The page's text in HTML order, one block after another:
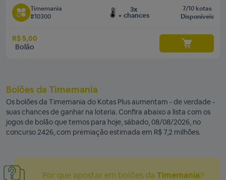
Timemania
#10300
3x
+ chances
7/10 kotas
Disponíveis
R$ 5,00
Bolão
Bolões da Timemania
Os bolões da Timemania do Kotas Plus aumentam - de verdade -
suas chances de ganhar na loteria. Confira abaixo a lista com os
jogos de bolão que temos para hoje, sábado, 08/08/2026, no
concurso 2426, com premiação estimada em R$ 7,2 milhões.
Por que apostar em bolões da Timemania?